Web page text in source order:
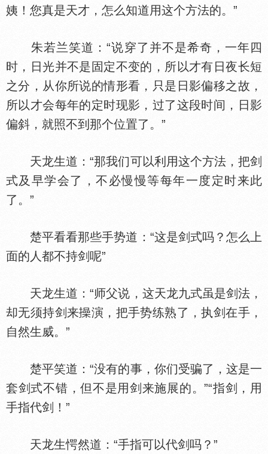
姨！您真是天才，怎么知道用这个方法的。”
朱若兰笑道：“说穿了并不是希奇，一年四
时，日光并不是固定不变的，所以才有日夜长短
之分，从你所说的情形看，只是日影偏移之故，
所以才会每年的定时现影，过了这段时间，日影
偏斜，就照不到那个位置了。”
天龙生道：“那我们可以利用这个方法，把剑
式及早学会了，不必慢慢等每年一度定时来此
了。”
楚平看看那些手势道：“这是剑式吗？怎么上
面的人都不持剑呢”
天龙生道：“师父说，这天龙九式虽是剑法，
却无须持剑来
演，把手势练熟了，执剑在手，
自然生威。”
楚平笑道：“没有的事，你们受骗了，这是一
套剑式不错，但不是用剑来施展的。”“指剑，用
手指代剑！”
天龙生愕然道：“手指可以代剑吗？”